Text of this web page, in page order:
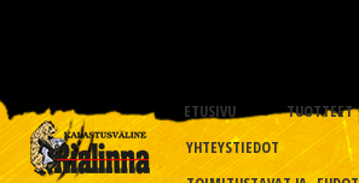
ETUSIVU TUOTTEET
YHTEYSTIEDOT